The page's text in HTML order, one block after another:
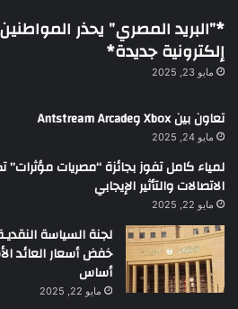
*”البريد المصري” يحذر
إلكترونية جديدة*
مايو 23, 2025
تعاون بين Xbox وAntstream Arcade
مايو 24, 2025
لمياء كامل تفوز بجائزة “مصريات مؤثرات”
الاتصالات والتأثير الإيجابي
مايو 22, 2025
لجنة السياسة
أساس
مايو 22, 2025